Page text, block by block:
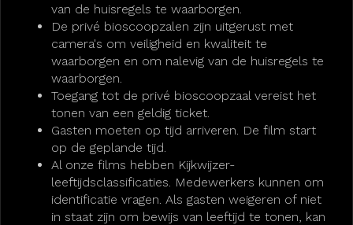
van de huisregels te waarborgen.
De privé bioscoopzalen zijn uitgerust met
camera's om veiligheid en kwaliteit te
waarborgen en om nalevig van de huisregels te
waarborgen.
Toegang tot de privé bioscoopzaal vereist het
tonen van een geldig ticket.
Gasten moeten op tijd arriveren. De film start
op de geplande tijd.
Al onze films hebben Kijkwijzer-
leeftijdsclassificaties. Medewerkers kunnen om
identificatie vragen. Als gasten weigeren of niet
in staat zijn om bewijs van leeftijd te tonen, kan